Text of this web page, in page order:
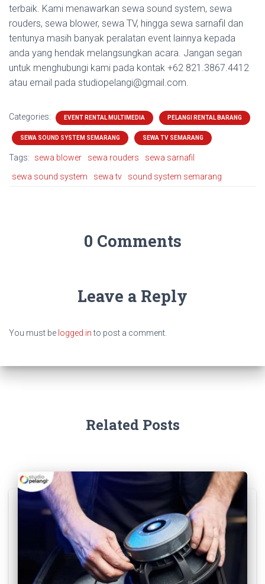
terbaik. Kami menawarkan sewa sound system, sewa
rouders, sewa blower, sewa TV, hingga sewa sarnafil dan
tentunya masih banyak peralatan event lainnya kepada
anda yang hendak melangsungkan acara. Jangan segan
untuk menghubungi kami pada kontak +62 821.3867.4412
atau email pada studiopelangi@gmail.com.
Categories: EVENT RENTAL MULTIMEDIA PELANGI RENTAL BARANG
SEWA SOUND SYSTEM SEMARANG SEWA TV SEMARANG
Tags: sewa blower sewa rouders
sewa sarnafil
sewa sound system
sewa tv sound system semarang
0 Comments
Leave a Reply
You must be logged into post a comment.
Related Posts